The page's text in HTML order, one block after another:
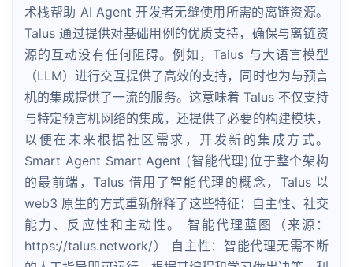
术栈帮助 AI Agent 开发者无缝使用所需的离链资源。
Talus 通过提供对基础用例的优质支持，确保与离链资
源的互动没有任何阻碍。例如，Talus 与大语言模型
（LLM）进行交互提供了高效的支持，同时也为与预言
机的集成提供了一流的服务。这意味着 Talus 不仅支持
与特定预言机网络的集成，还提供了必要的构建模块，
以便在未来根据社区需求，开发新的集成方式。
Smart Agent Smart Agent (智能代理)位于整个架构
的最前端，Talus 借用了智能代理的概念，Talus 以
web3 原生的方式重新解释了这些特征：自主性、社交
能力、反应性和主动性。 智能代理蓝图（来源：
https://talus.network/） 自主性：智能代理无需不断